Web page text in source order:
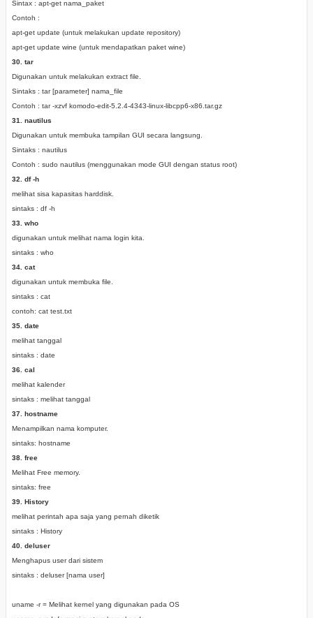
Sintax : apt-get nama_paket
Contoh :
apt-get update (untuk melakukan update repository)
apt-get update wine (untuk mendapatkan paket wine)
30. tar
Digunakan untuk melakukan extract file.
Sintaks : tar [parameter] nama_file
Contoh : tar -xzvf komodo-edit-5.2.4-4343-linux-libcpp6-x86.tar.gz
31. nautilus
Digunakan untuk membuka tampilan GUI secara langsung.
Sintaks : nautilus
Contoh : sudo nautilus (menggunakan mode GUI dengan status root)
32. df -h
melihat sisa kapasitas harddisk.
sintaks : df -h
33. who
digunakan untuk melihat nama login kita.
sintaks : who
34. cat
digunakan untuk membuka file.
sintaks : cat
contoh: cat test.txt
35. date
melihat tanggal
sintaks : date
36. cal
melihat kalender
sintaks : melihat tanggal
37. hostname
Menampilkan nama komputer.
sintaks: hostname
38. free
Melihat Free memory.
sintaks: free
39. History
melihat perintah apa saja yang pernah diketik
sintaks : History
40. deluser
Menghapus user dari sistem
sintaks : deluser [nama user]
uname -r = Melihat kernel yang digunakan pada OS